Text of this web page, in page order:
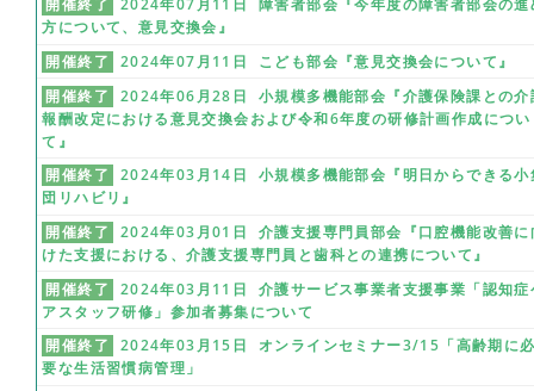
開催終了
2024年07月11日 障害者部会『今年度の障害者部会の進
方について、意見交換会』
開催終了
2024年07月11日 こども部会『意見交換会について』
開催終了
2024年06月28日 小規模多機能部会『介護保険課との介
報酬改定における意見交換会および令和6年度の研修計画作成につい
て』
開催終了
2024年03月14日 小規模多機能部会『明日からできる小
団リハビリ』
開催終了
2024年03月01日 介護支援専門員部会『口腔機能改善に
けた支援における、介護支援専門員と歯科との連携について』
開催終了
2024年03月11日 介護サービス事業者支援事業「認知症
アスタッフ研修」参加者募集について
開催終了
2024年03月15日 オンラインセミナー3/15「高齢期に
要な生活習慣病管理」